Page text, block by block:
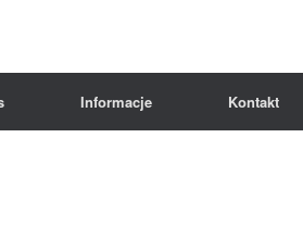
Informacje Kontakt